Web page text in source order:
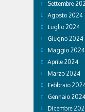
Settembre
Agosto 2024
Luglio 2024
Giugno 2024
Maggio 2024
Aprile 2024
Marzo 2024
Febbraio
Gennaio 2024
Dicembre